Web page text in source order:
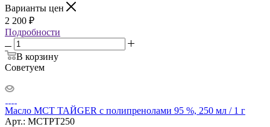
Варианты цен
2 200 ₽
Подробности
В корзину
Советуем
Масло МСТ ТАЙGER с полипренолами 95 %, 250 мл / 1 г
Арт.: MCTPT250